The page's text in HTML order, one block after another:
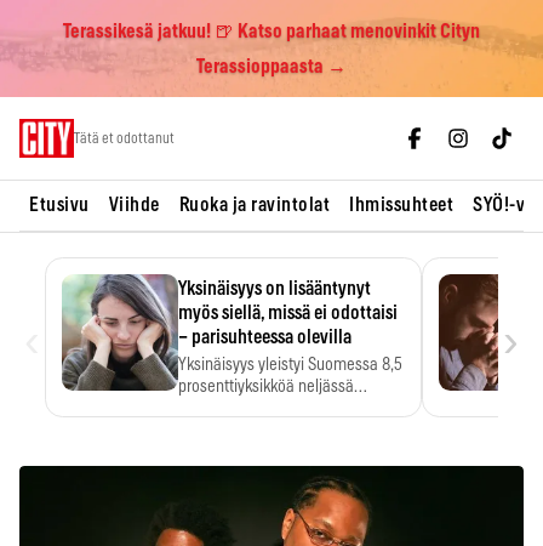
Terassikesä jatkuu! 🍺 Katso parhaat menovinkit Cityn
Terassioppaasta →
Tätä et odottanut
Etusivu Viihde Ruoka ja ravintolat Ihmissuhteet SYÖ!-
Yksinäisyys on lisääntynyt
myös siellä, missä ei odottaisi
– parisuhteessa olevilla
Yksinäisyys yleistyi Suomessa 8,5
prosenttiyksikköä neljässä
›